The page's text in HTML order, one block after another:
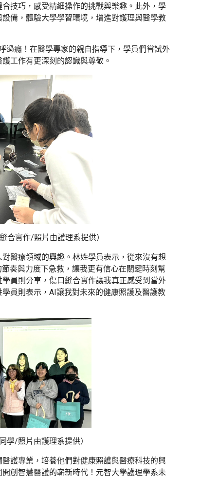
技巧，感受精細操作的挑戰與樂趣。此外，學
備，體驗大學學習環境，增進對護理與醫學教
過癮！在醫學專家的親自指導下，學員們嘗試外
工作有更深刻的認識與尊敬。
合實作/照片由護理系提供）
醫療領域的興趣。林姓學員表示，從來沒有想
奏與力度下急救，讓我更有信心在關鍵時刻幫
員則分享，傷口縫合實作讓我真正感受到當外
員則表示，AI讓我對未來的健康照護及醫護教
學/照片由護理系提供）
護專業，培養他們對健康照護與醫療科技的興
創智慧醫護的嶄新時代！元智大學護理學系未